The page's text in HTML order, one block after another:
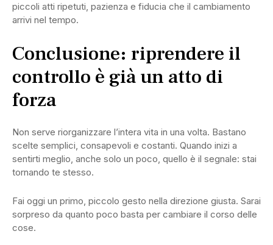
piccoli atti ripetuti, pazienza e fiducia che il cambiamento
arrivi nel tempo.
Conclusione: riprendere il
controllo è già un atto di
forza
Non serve riorganizzare l’intera vita in una volta. Bastano
scelte semplici, consapevoli e costanti. Quando inizi a
sentirti meglio, anche solo un poco, quello è il segnale: stai
tornando te stesso.
Fai oggi un primo, piccolo gesto nella direzione giusta. Sarai
sorpreso da quanto poco basta per cambiare il corso delle
cose.